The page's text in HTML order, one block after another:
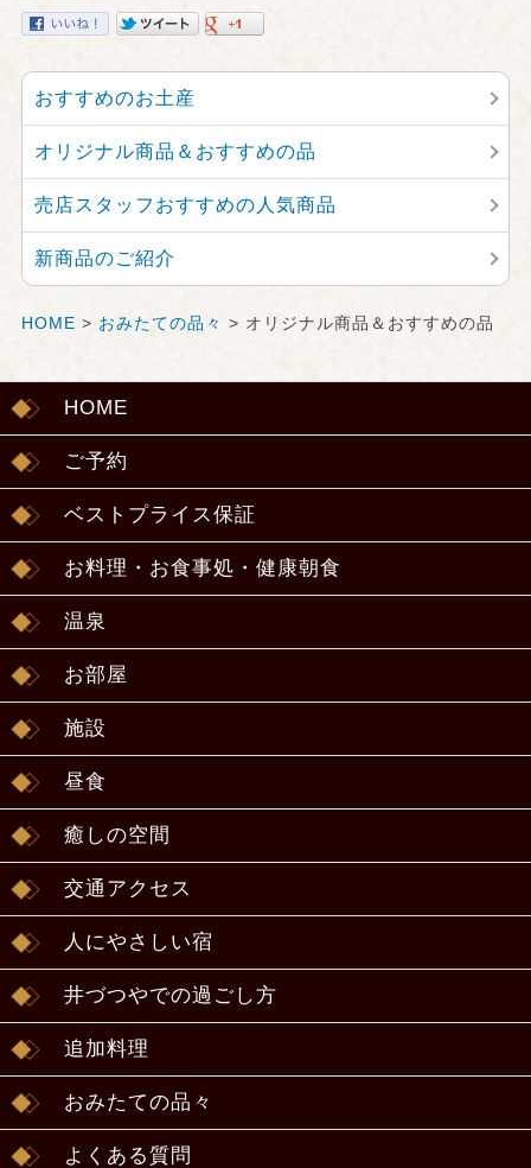
おすすめのお土産
オリジナル商品＆おすすめの品
売店スタッフおすすめの人気商品
新商品のご紹介
HOME > おみたての品々 > オリジナル商品＆おすすめの品
HOME
ご予約
ベストプライス保証
お料理・お食事処・健康朝食
温泉
お部屋
施設
昼食
癒しの空間
交通アクセス
人にやさしい宿
井づつやでの過ごし方
追加料理
おみたての品々
よくある質問